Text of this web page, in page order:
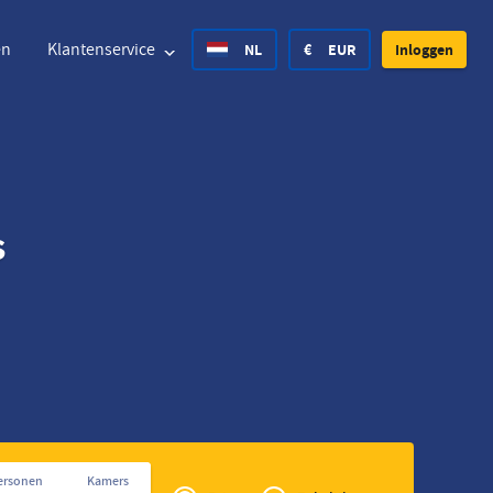
Klantenservice NL
Tsjechisch
€ EUR
States Dollar
Inloggen
Kamers